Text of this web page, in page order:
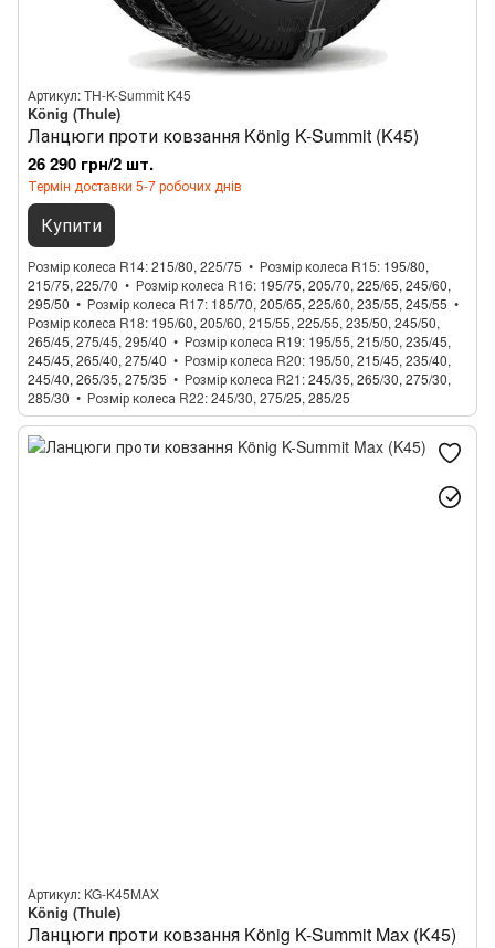
Артикул: TH-K-Summit K45
König (Thule)
Ланцюги проти ковзання König K-Summit (K45)
26 290 грн/2 шт.
Термін доставки 5-7 робочих днів
Купити
Розмір колеса R14 215/80, 225/75 Розмір колеса R15 195/80,
215/75, 225/70
Розмір колеса R16 195/75, 205/70, 225/65, 245/60,
295/50
Розмір колеса R17 185/70, 205/65, 225/60, 235/55, 245/55
Розмір колеса R18 195/60, 205/60, 215/55, 225/55, 235/50, 245/50,
265/45, 275/45, 295/40
Розмір колеса R19 195/55, 215/50, 235/45,
245/45, 265/40, 275/40
Розмір колеса R20 195/50, 215/45, 235/40,
245/40, 265/35, 275/35
Розмір колеса R21 245/35, 265/30, 275/30,
285/30
Розмір колеса R22 245/30, 275/25, 285/25
Артикул: KG-K45MAX
König (Thule)
Ланцюги проти ковзання König K-Summit Max (K45)